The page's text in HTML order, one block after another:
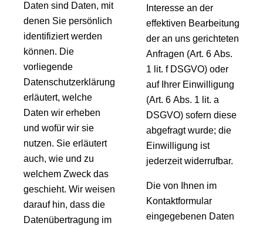
Daten sind Daten, mit
denen Sie persönlich
identifiziert werden
können. Die
vorliegende
Datenschutzerklärung
erläutert, welche
Daten wir erheben
und wofür wir sie
nutzen. Sie erläutert
auch, wie und zu
welchem Zweck das
geschieht. Wir weisen
darauf hin, dass die
Datenübertragung im
Interesse an der
effektiven Bearbeitung
der an uns gerichteten
Anfragen (Art. 6 Abs.
1 lit. f DSGVO) oder
auf Ihrer Einwilligung
(Art. 6 Abs. 1 lit. a
DSGVO) sofern diese
abgefragt wurde; die
Einwilligung ist
jederzeit widerrufbar.
Die von Ihnen im
Kontaktformular
eingegebenen Daten